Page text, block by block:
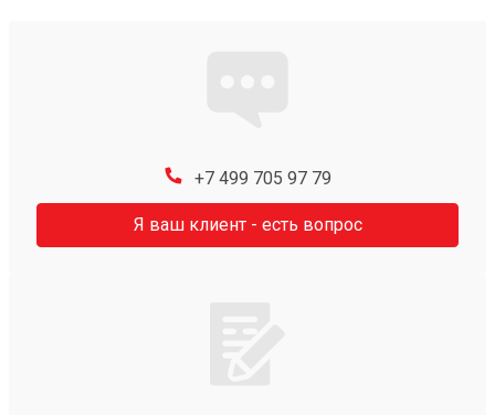
+7 499 705 97 79
Я ваш клиент - есть вопрос